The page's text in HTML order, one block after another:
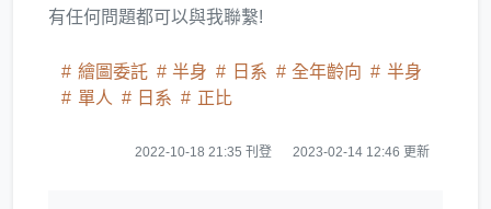
有任何問題都可以與我聯繫!
繪圖委託 半身 日系 全年齡向
半身
單人
日系 正比
2022-10-18 21:35 刊登 2023-02-14 12:46 更新